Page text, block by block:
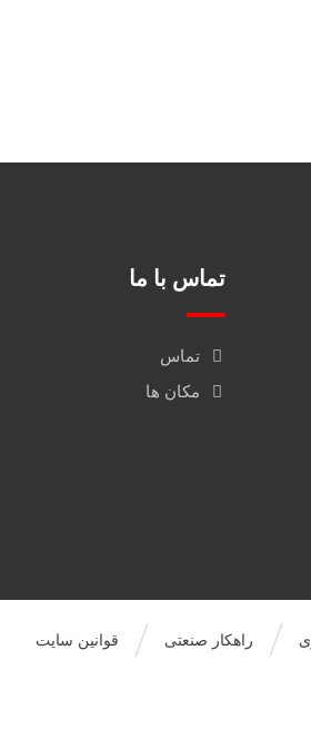
تماس با ما
تماس
مکان ها
قوانین سایت راهکار صنعتی